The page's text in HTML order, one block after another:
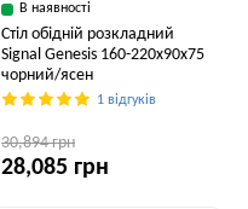
В наявності
Стіл обідній розкладний
Signal Genesis 160-220x90x75
чорний/ясен
1 відгуків
30,894 грн
28,085 грн